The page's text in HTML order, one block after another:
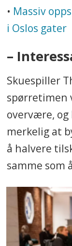
• Massiv
i Oslos gater
–
Skuespiller
spørretimen
overvære,
merkelig at
å halvere
samme som